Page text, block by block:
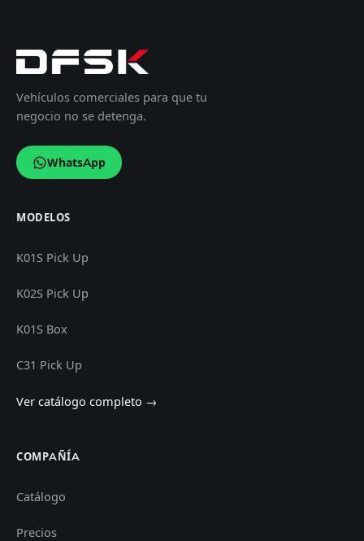
Vehículos comerciales para que tu
negocio no se detenga.
WhatsApp
MODELOS
K01S Pick Up
K02S Pick Up
K01S Box
C31 Pick Up
Ver catálogo completo →
COMPAÑÍA
Catálogo
Precios